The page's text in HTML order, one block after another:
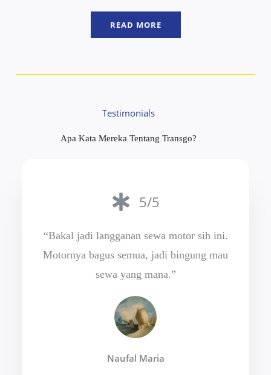
READ MORE
Testimonials
Apa Kata Mereka Tentang Transgo?
5/5
“Bakal jadi langganan sewa motor sih ini.
Motornya bagus semua, jadi bingung mau
sewa yang mana.”
Naufal Maria